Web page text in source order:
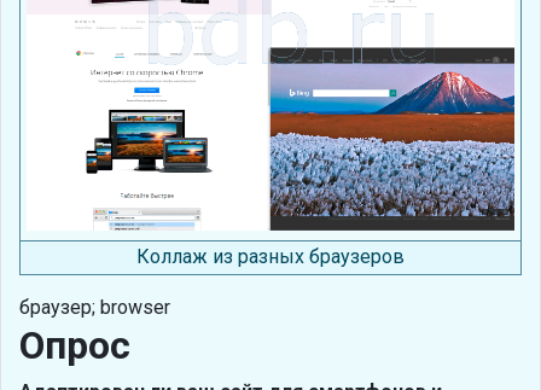
Коллаж из разных браузеров
браузер; browser
Опрос